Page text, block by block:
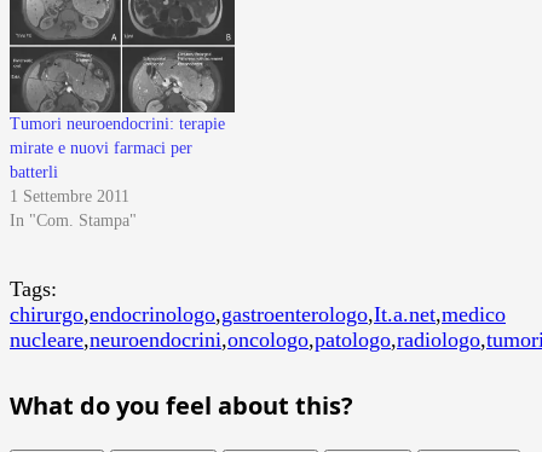
Tumori neuroendocrini: terapie
mirate e nuovi farmaci per
batterli
1 Settembre 2011
In "Com. Stampa"
Tags:
chirurgo,endocrinologo,gastroenterologo,It.a.net,medico
nucleare,neuroendocrini,oncologo,patologo,radiologo,
What do you feel about this?